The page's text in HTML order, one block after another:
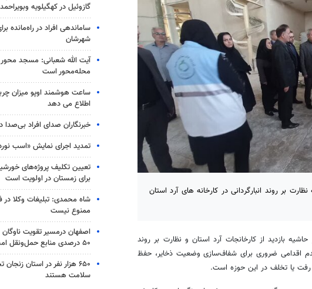
بر روند انبارگردانی در کارخانه های آرد استان
بازدید از کارخانجات آرد استان و نظارت بر روند
اقدامی ضروری برای شفاف‌سازی وضعیت ذخایر، حفظ
رفت یا تخلف در این حوزه است.
گازوئیل در کهگیلویه وبویراحمد
ساماندهی افراد در راه‌مانده
شهرشان
آیت الله شعبانی: مسجد
محله‌محور است
ساعت هوشمند اوپو میزان
اطلاع می دهد
خبرنگاران صدای افراد
تمدید اجرای نمایش «اسب
تعیین تکلیف پروژه‌های
برای زمستان در اولویت است
شاه محمدی: تبلیغات وکلا
ممنوع نیست
اصفهان درمسیر تقویت
۵۰ درصدی منابع حمل‌ونقل امسال
۶۵۰ هزار نفر در استان
سلامت هستند